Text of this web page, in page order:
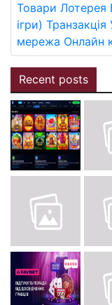
Товари Лотерея
ігри) Транзакція
мережа Онлайн
Recent posts